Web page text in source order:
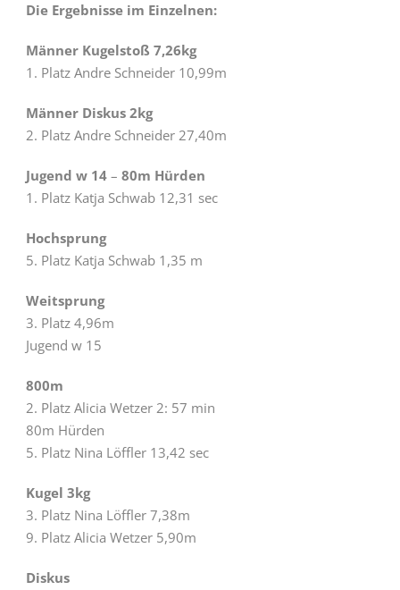
Die Ergebnisse im Einzelnen:
Männer Kugelstoß 7,26kg
1. Platz Andre Schneider 10,99m
Männer Diskus 2kg
2. Platz Andre Schneider 27,40m
Jugend w 14 – 80m Hürden
1. Platz Katja Schwab 12,31 sec
Hochsprung
5. Platz Katja Schwab 1,35 m
Weitsprung
3. Platz 4,96m
Jugend w 15
800m
2. Platz Alicia Wetzer 2: 57 min
80m Hürden
5. Platz Nina Löffler 13,42 sec
Kugel 3kg
3. Platz Nina Löffler 7,38m
9. Platz Alicia Wetzer 5,90m
Diskus